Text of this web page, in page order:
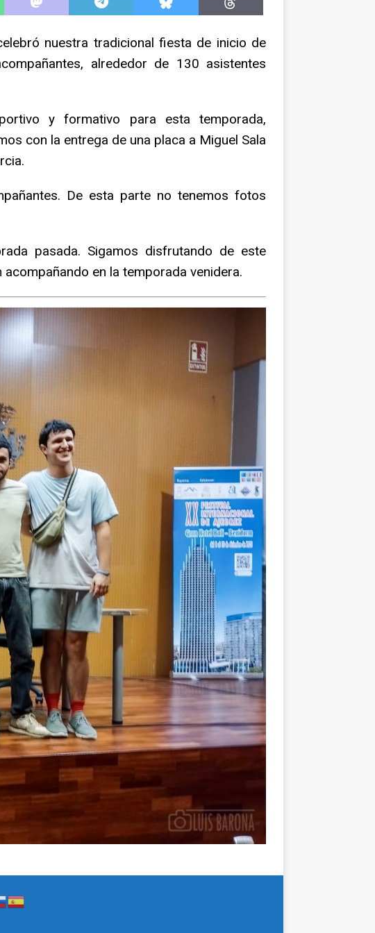
nuestra tradicional fiesta de inicio de
alrededor de 130 asistentes
y formativo para esta temporada,
con la entrega de una placa a Miguel Sala
De esta parte no tenemos fotos
pasada. Sigamos disfrutando de este
en la temporada venidera.